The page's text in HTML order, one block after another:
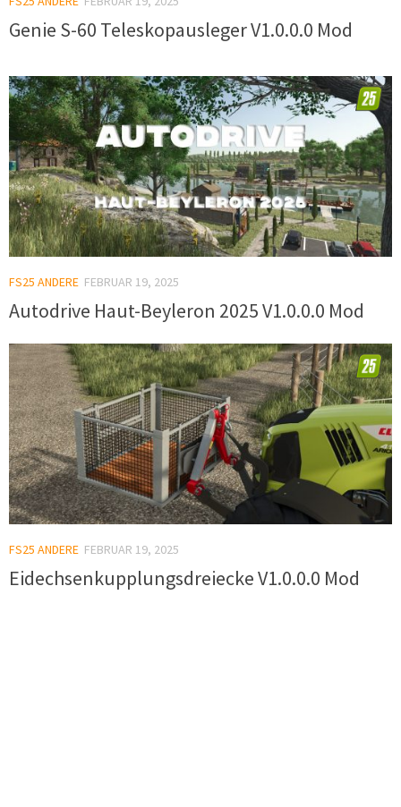
Genie S-60 Teleskopausleger V1.0.0.0 Mod
FS25 ANDERE FEBRUAR 19, 2025
Autodrive Haut-Beyleron 2025 V1.0.0.0 Mod
FS25 ANDERE FEBRUAR 19, 2025
Eidechsenkupplungsdreiecke V1.0.0.0 Mod